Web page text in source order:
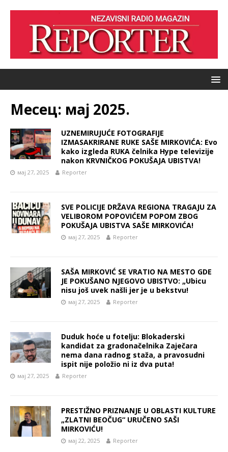
Месец: мај 2025.
UZNEMIRUJUĆE FOTOGRAFIJE
IZMASAKRIRANE RUKE SAŠE MIRKOVIĆA: Evo
kako izgleda RUKA čelnika Hype televizije
nakon KRVNIČKOG POKUŠAJA UBISTVA!
мај 27, 2025 Reporter
SVE POLICIJE DRŽAVA REGIONA TRAGAJU ZA
VELIBOROM POPOVIĆEM POPOM ZBOG
POKUŠAJA UBISTVA SAŠE MIRKOVIĆA!
мај 27, 2025 Reporter
SAŠA MIRKOVIĆ SE VRATIO NA MESTO GDE
JE POKUŠANO NJEGOVO UBISTVO: „Ubicu
nisu još uvek našli jer je u bekstvu!
мај 27, 2025 Reporter
Duduk hoće u fotelju: Blokaderski
kandidat za gradonačelnika Zaječara
nema dana radnog staža, a pravosudni
ispit nije položio ni iz dva puta!
мај 27, 2025 Reporter
PRESTIŽNO PRIZNANJE U OBLASTI KULTURE
„ZLATNI BEOČUG“ URUČENO SAŠI
MIRKOVIĆU!
мај 22, 2025 Reporter